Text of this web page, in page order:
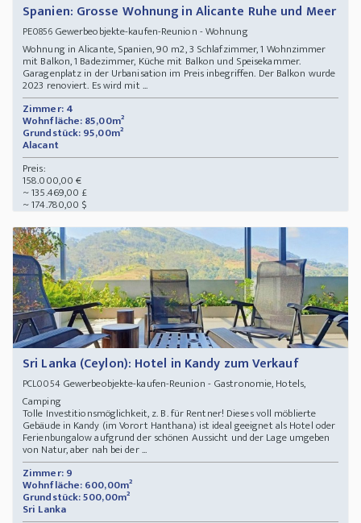
Spanien: Grosse Wohnung in Alicante Ruhe und Meer
PE0856Gewerbeobjekte-kaufen-Reunion - Wohnung
Wohnung in Alicante, Spanien, 90 m2, 3 Schlafzimmer, 1 Wohnzimmer
mit Balkon, 1 Badezimmer, Küche mit Balkon und Speisekammer.
Garagenplatz in der Urbanisation im Preis inbegriffen. Der Balkon wurde
2023 renoviert. Es wird mit ...
Zimmer: 4
Wohnfläche: 85,00m²
Grundstück: 95,00m²
Alacant
Preis:
158.000,00 €
~ 135.469,00 £
~ 174.780,00 $
Sri Lanka (Ceylon): Hotel in Kandy zum Verkauf
PCL0054Gewerbeobjekte-kaufen-Reunion - Gastronomie, Hotels,
Camping
Tolle Investitionsmöglichkeit, z. B. für Rentner! Dieses voll möblierte
Gebäude in Kandy (im Vorort Hanthana) ist ideal geeignet als Hotel oder
Ferienbungalow aufgrund der schönen Aussicht und der Lage umgeben
von Natur, aber nah bei der ...
Zimmer: 9
Wohnfläche: 600,00m²
Grundstück: 500,00m²
Sri Lanka